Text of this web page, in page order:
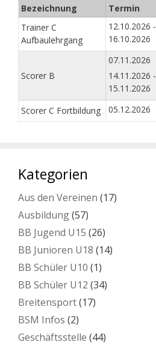
Bezeichnung Termin
Trainer C
Aufbaulehrgang
12.10.2026 -
16.10.2026
Scorer B
07.11.2026
14.11.2026 -
15.11.2026
Scorer C Fortbildung 05.12.2026
Kategorien
Aus den Vereinen (17)
Ausbildung(57)
BB Jugend U15 (26)
BB Junioren U18 (14)
BB Schüler U10 (1)
BB Schüler U12 (34)
Breitensport(17)
BSM Infos (2)
Geschäftsstelle (44)